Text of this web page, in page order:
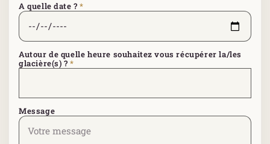
A quelle date ?*
Autour de quelle heure souhaitez vous récupérer la/les
glacière(s) ?*
Message